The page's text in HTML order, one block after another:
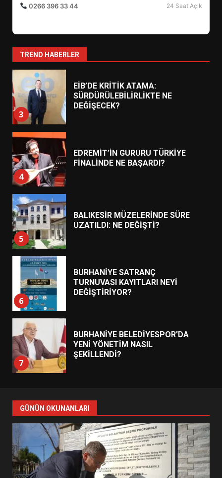
0266 396 33 44
24 Saat Açık
TREND HABERLER
2
3
EİB’DE KRİTİK ATAMA:
SÜRDÜRÜLEBİLİRLİKTE NE
DEĞİŞECEK?
4
EDREMİT’İN GURURU TÜRKİYE
FİNALİNDE NE BAŞARDI?
5
BALIKESİR MÜZELERİNDE SÜRE
UZATILDI: NE DEĞİŞTİ?
6
BURHANİYE SATRANÇ
TURNUVASI KAYITLARI NEYİ
DEĞİŞTİRİYOR?
7
BURHANİYE BELEDİYESPOR’DA
YENİ YÖNETİM NASIL
ŞEKİLLENDİ?
1
HAREKETE GEÇİYOR: GÖZLER
BULUŞMADA
ESA 2026’DA TÜRK BAHARATI
NEYİ TEMSİL ETTİ?
GÜNÜN OKUNANLARI